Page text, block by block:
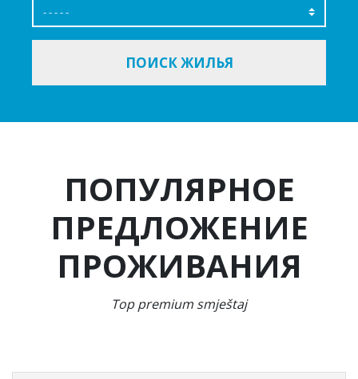
ПОПУЛЯРНОЕ
ПРЕДЛОЖЕНИЕ
ПРОЖИВАНИЯ
Top premium smještaj